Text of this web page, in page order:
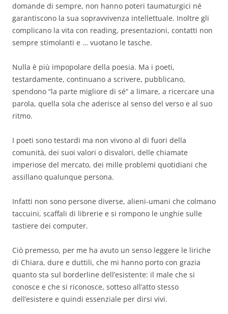
domande di sempre, non hanno poteri taumaturgici né
garantiscono la sua sopravvivenza intellettuale. Inoltre gli
complicano la vita con reading, presentazioni, contatti non
sempre stimolanti e … vuotano le tasche.
Nulla è più impopolare della poesia. Ma i poeti,
testardamente, continuano a scrivere, pubblicano,
spendono “la parte migliore di sé” a limare, a ricercare una
parola, quella sola che aderisce al senso del verso e al suo
ritmo.
I poeti sono testardi ma non vivono al di fuori della
comunità, dei suoi valori o disvalori, delle chiamate
imperiose del mercato, dei mille problemi quotidiani che
assillano qualunque persona.
Infatti non sono persone diverse, alieni-umani che colmano
taccuini, scaffali di librerie e si rompono le unghie sulle
tastiere dei computer.
Ciò premesso, per me ha avuto un senso leggere le liriche
di Chiara, dure e duttili, che mi hanno porto con grazia
quanto sta sul borderline dell’esistente: il male che si
conosce e che si riconosce, sotteso all’atto stesso
dell’esistere e quindi essenziale per dirsi vivi.